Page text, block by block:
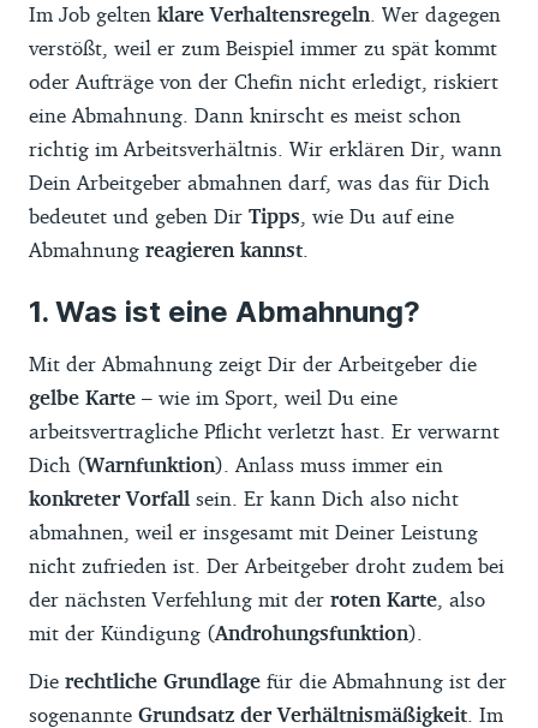
Im Job gelten klare Verhaltensregeln . Wer dagegen
verstößt, weil er zum Beispiel immer zu spät kommt
oder Aufträge von der Chefin nicht erledigt, riskiert
eine Abmahnung. Dann knirscht es meist schon
richtig im Arbeitsverhältnis. Wir erklären Dir, wann
Dein Arbeitgeber abmahnen darf, was das für Dich
bedeutet und geben Dir Tipps , wie Du auf eine
Abmahnung reagieren kannst
Was ist eine Abmahnung?
Mit der Abmahnung zeigt Dir der Arbeitgeber die
gelbe Karte – wie im Sport, weil Du eine
arbeitsvertragliche Pflicht verletzt hast. Er verwarnt
Dich (Warnfunktion). Anlass muss immer ein
konkreter Vorfall sein. Er kann Dich also nicht
abmahnen, weil er insgesamt mit Deiner Leistung
nicht zufrieden ist. Der Arbeitgeber droht zudem bei
der nächsten Verfehlung mit der roten Karte , also
mit der Kündigung (Androhungsfunktion).
Die rechtliche Grundlage für die Abmahnung ist der
sogenannte Grundsatz der Verhältnismäßigkeit . Im